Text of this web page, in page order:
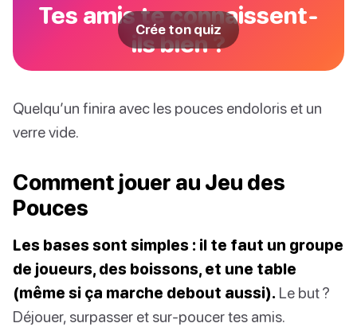
Tes amis te connaissent-
ils bien ?
Crée ton quiz
Quelqu’un finira avec les pouces endoloris et un
verre vide.
Comment jouer au Jeu des
Pouces
Les bases sont simples : il te faut un groupe
de joueurs, des boissons, et une table
(même si ça marche debout aussi). Le but ?
Déjouer, surpasser et sur-poucer tes amis.